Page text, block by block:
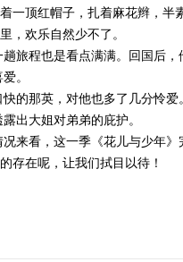
着一顶红帽子，扎着麻花辫，
，欢乐自然少不了。
趟旅程也是看点满满。回国后
。
的那英，对他也多了几分怜
出大姐对弟弟的庇护。
况来看，这一季《花儿与少年
存在呢，让我们拭目以待！